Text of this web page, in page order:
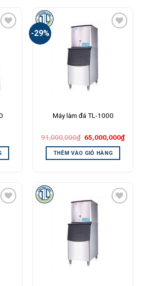
to
-29%
Máy làm đá TL-1000
91,000,000₫ Giá
gốc
là:
91,000,000₫.
65,000,000₫Giá
THÊM VÀO GIỎ HÀNG